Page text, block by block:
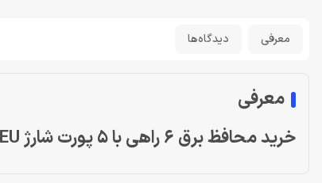
معرفی دیدگاه‌ها
معرفی
خرید محافظ برق 6 راهی با 5 پورت شارژ ORICO HPC-6A5U-V1-EU